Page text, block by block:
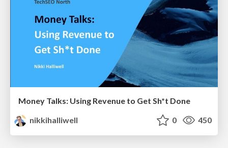
Money Talks: Using Revenue to Get Sh*t Done
nikkihalliwell
0 450